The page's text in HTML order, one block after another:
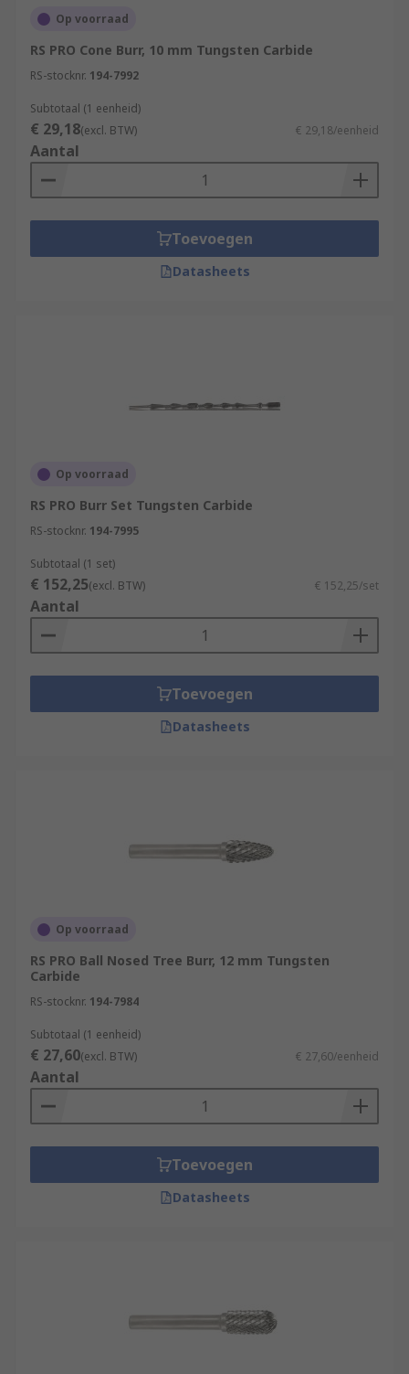
Op voorraad
RS PRO Cone Burr, 10 mm Tungsten Carbide
RS-stocknr. 194-7992
Subtotaal (1 eenheid)
€ 29,18(excl. BTW) € 29,18/eenheid
Aantal
Toevoegen
Datasheets
Op voorraad
RS PRO Burr Set Tungsten Carbide
RS-stocknr. 194-7995
Subtotaal (1 set)
€ 152,25(excl. BTW) € 152,25/set
Aantal
Toevoegen
Datasheets
Op voorraad
RS PRO Ball Nosed Tree Burr, 12 mm Tungsten
Carbide
RS-stocknr. 194-7984
Subtotaal (1 eenheid)
€ 27,60(excl. BTW) € 27,60/eenheid
Aantal
Toevoegen
Datasheets